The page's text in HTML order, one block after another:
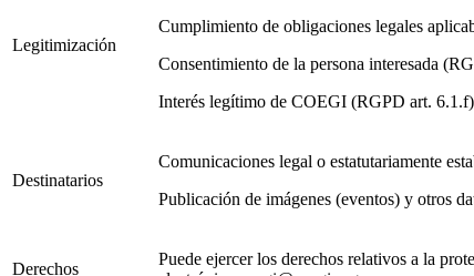
Legitimización
Cumplimiento de obligaciones legales
Consentimiento de la persona interesada
Interés legítimo de COEGI (RGPD art. 6.1.f)
Destinatarios
Comunicaciones legal o estatutariamente
Publicación de imágenes (eventos) y otros
Derechos
Puede ejercer los derechos relativos a la